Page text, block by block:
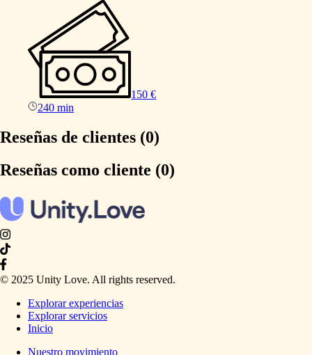
150 €
240 min
Reseñas de clientes (0)
Reseñas como cliente (0)
© 2025 Unity Love. All rights reserved.
Explorar experiencias
Explorar servicios
Inicio
Nuestro movimiento